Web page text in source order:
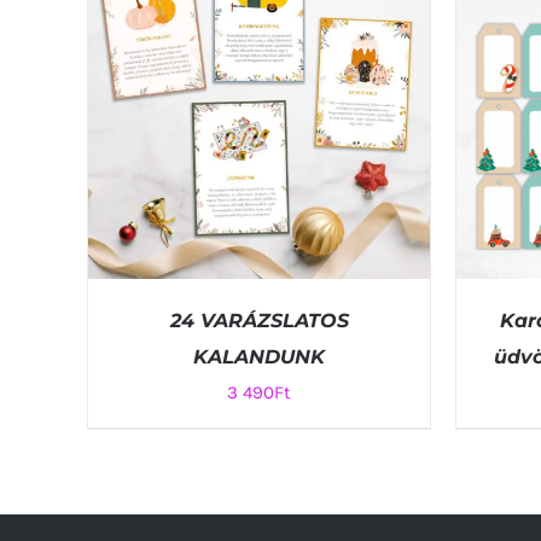
24 VARÁZSLATOS
KALANDUNK
3 490Ft